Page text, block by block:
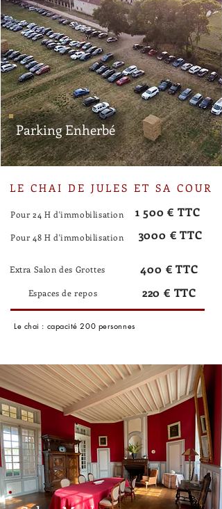
Parking Enherbé
LE CHAI DE JULES ET SA COUR
Pour 24 H d'immobilisation 1 500 € TTC
Pour 48 H d'immobilisation 3000 € TTC
Extra Salon des Grottes 400 € TTC
Espaces de repos 220 € TTC
Le chai : capacité 200 personnes